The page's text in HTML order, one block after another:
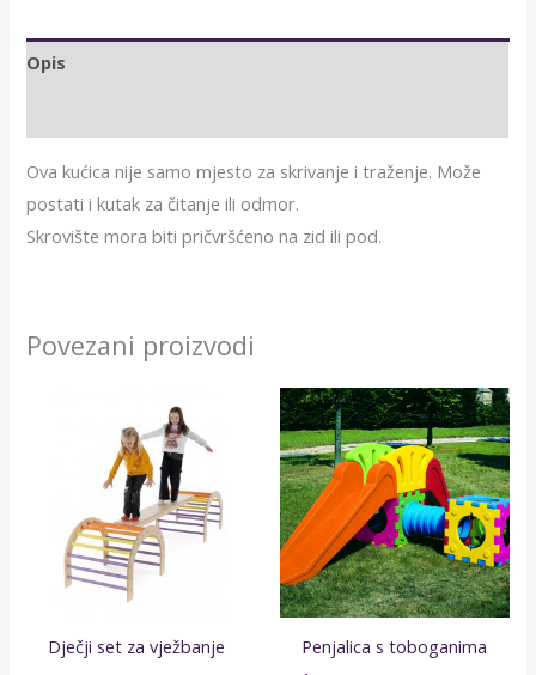
Opis
Ova kućica nije samo mjesto za skrivanje i traženje. Može
postati i kutak za čitanje ili odmor.
Skrovište mora biti pričvršćeno na zid ili pod.
Povezani proizvodi
Dječji set za vježbanje
Penjalica s toboganima